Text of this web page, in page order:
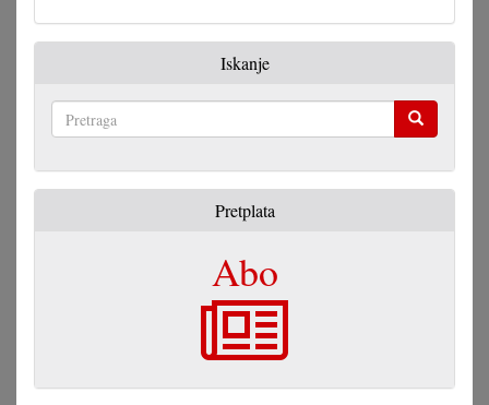
Iskanje
Pretplata
Abo